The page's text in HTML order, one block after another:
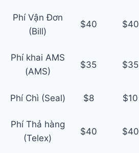
Phí Vận Đơn
(Bill)
$40 $40
Phí khai AMS
(AMS)
$35 $35
Phí Chì (Seal) $8 $10
Phí Thả hàng
(Telex)
$40 $40